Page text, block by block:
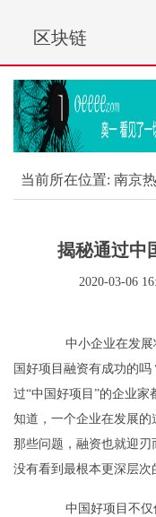
区块链
当前所在位置: 南京
揭秘通过中
2020-03-06
中小企业在发展
国好项目融资有成功的
过“中国好项目”的企业
知道，一个企业在发展
那些问题，融资也就迎刃
没有看到最根本更深层次
中国好项目不仅